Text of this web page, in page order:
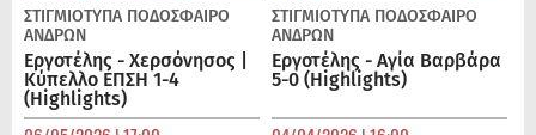
ΣΤΙΓΜΙΟΤΥΠΑ ΠΟΔΌΣΦΑΙΡΟ
ΑΝΔΡΏΝ
Εργοτέλης - Χερσόνησος |
Κύπελλο ΕΠΣΗ 1-4
(Highlights)
ΣΤΙΓΜΙΟΤΥΠΑ ΠΟΔΌΣΦΑΙΡΟ
ΑΝΔΡΏΝ
Εργοτέλης - Αγία Βαρβάρα
5-0 (Highlights)